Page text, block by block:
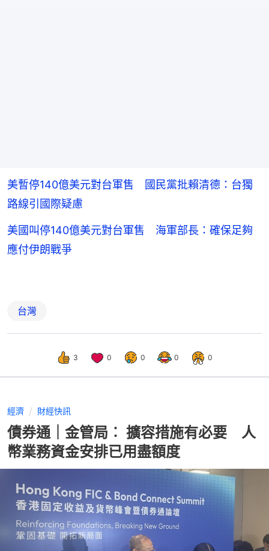
美暫停140億美元對台軍售 國民黨批賴清德：台獨
路線引國際疑慮
美國叫停140億美元對台軍售 海軍部長：確保足夠
應付伊朗戰爭
台灣
3 0 0 0 0
經濟 財經快訊
債券通｜金管局︰ 擴容措施有必要 人
幣業務資金安排已用盡額度